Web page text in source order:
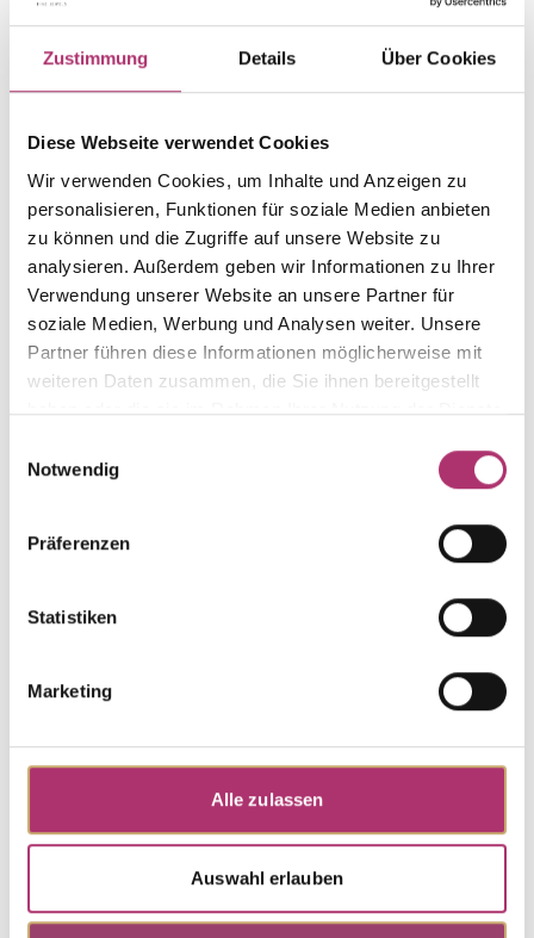
Zustimmung Details Über Cookies
Diese Webseite verwendet Cookies
Wir verwenden Cookies, um Inhalte und Anzeigen zu
personalisieren, Funktionen für soziale Medien anbieten
zu können und die Zugriffe auf unsere Website zu
analysieren. Außerdem geben wir Informationen zu Ihrer
Verwendung unserer Website an unsere Partner für
soziale Medien, Werbung und Analysen weiter. Unsere
Partner führen diese Informationen möglicherweise mit
weiteren Daten zusammen, die Sie ihnen bereitgestellt
haben oder die sie im Rahmen Ihrer Nutzung der Dienste
Notwendig
Präferenzen
Statistiken
Marketing
Alle zulassen
Auswahl erlauben
The matching pieces
from this collection.
Ring · K11215G
First Love · Ring · Yellow Gold 585 · Diamond
0.035ct H/SI
Ring · K11215
0.035ct H/SI
First Love · Ear Jewelry · 14k Yellow Gold ·
Necklace · K11214G
0.03ct H/SI · 42 cm